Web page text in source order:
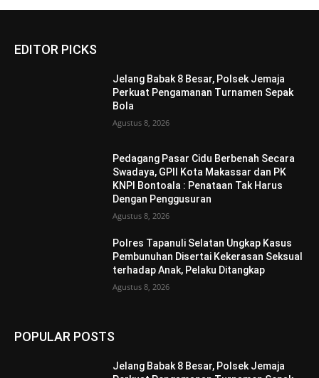
EDITOR PICKS
Jelang Babak 8 Besar, Polsek Jemaja
Perkuat Pengamanan Turnamen Sepak
Bola
Agustus 8, 2026
Pedagang Pasar Cidu Berbenah Secara
Swadaya, GPII Kota Makassar dan PK
KNPI Bontoala : Penataan Tak Harus
Dengan Penggusuran
Agustus 8, 2026
Polres Tapanuli Selatan Ungkap Kasus
Pembunuhan Disertai Kekerasan Seksual
terhadap Anak, Pelaku Ditangkap
Agustus 8, 2026
POPULAR POSTS
Jelang Babak 8 Besar, Polsek Jemaja